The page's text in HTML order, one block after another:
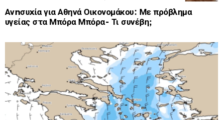
Ανnσυxία για Αθηνά Οικονομάκου: Με πρόβλημα
υγείας στα Μπόρα Μπόρα- Τι συνέβη;